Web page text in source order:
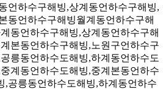
언하수구해빙,상계동언하수구해빙,
동언하수구해빙월계동언하수구해
동언하수구해빙,상계동언하수구해
본동언하수구해빙,노원구언하수구
릉동언하수도해빙,하계동언하수도
계동언하수도해빙,중계본동언하수
,공릉동언하수도해빙,하계동언하수